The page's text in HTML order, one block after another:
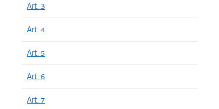
Art. 3
Art. 4
Art. 5
Art. 6
Art. 7